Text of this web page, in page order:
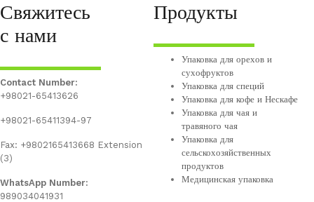
Свяжитесь
с нами
Contact Number:
+98021-65413626
+98021-65411394-97
Fax: +9802165413668 Extension
(3)
WhatsApp Number:
989034041931
Продукты
Упаковка для орехов и
сухофруктов
Упаковка для специй
Упаковка для кофе и Нескафе
Упаковка для чая и
травяного чая
Упаковка для
сельскохозяйственных
продуктов
Медицинская упаковка